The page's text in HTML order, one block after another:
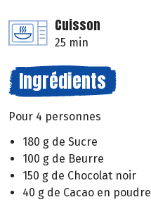
Cuisson
25 min
Ingrédients
Pour 4 personnes
180 g de Sucre
100 g de Beurre
150 g de Chocolat noir
40 g de Cacao en poudre